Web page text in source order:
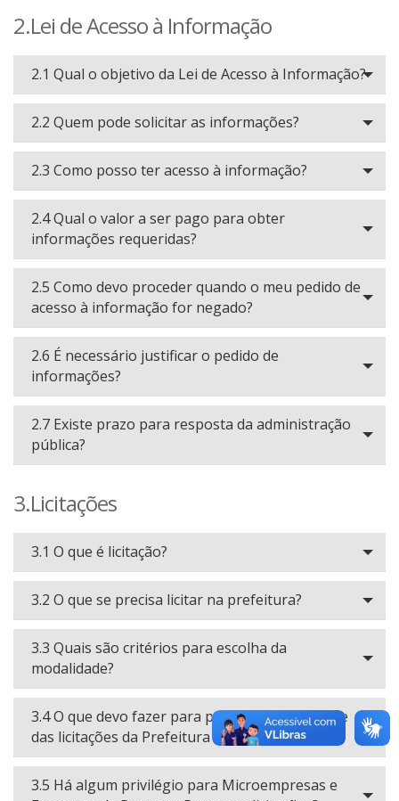
2.Lei de Acesso à Informação
2.1 Qual o objetivo da Lei de Acesso à Informação?
2.2 Quem pode solicitar as informações?
2.3 Como posso ter acesso à informação?
2.4 Qual o valor a ser pago para obter
informações requeridas?
2.5 Como devo proceder quando o meu pedido de
acesso à informação for negado?
2.6 É necessário justificar o pedido de
informações?
2.7 Existe prazo para resposta da administração
pública?
3.Licitações
3.1 O que é licitação?
3.2 O que se precisa licitar na prefeitura?
3.3 Quais são critérios para escolha da
modalidade?
3.4 O que devo fazer para participar ativamente
das licitações da Prefeitura Municipal?
3.5 Há algum privilégio para Microempresas e